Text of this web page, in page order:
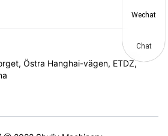
Östra Hanghai-vägen, ETDZ,
Wechat
Chat